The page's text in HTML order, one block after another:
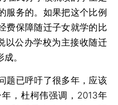
服务的。如果把这个比例
费保障随迁子女就学的比
以公办学校为主接收随迁
。
已呼吁了很多年，应该
，杜柯伟强调，2013年